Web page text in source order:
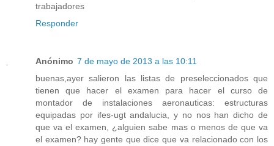
trabajadores
Responder
Anónimo 7 de mayo de 2013 a las 10:11
buenas,ayer salieron las listas de preseleccionados que
tienen que hacer el examen para hacer el curso de
montador de instalaciones aeronauticas: estructuras
equipadas por ifes-ugt andalucia, y no nos han dicho de
que va el examen, ¿alguien sabe mas o menos de que va
el examen? hay gente que dice que va relacionado con los